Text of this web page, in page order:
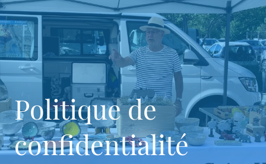
Politique de
confidentialité